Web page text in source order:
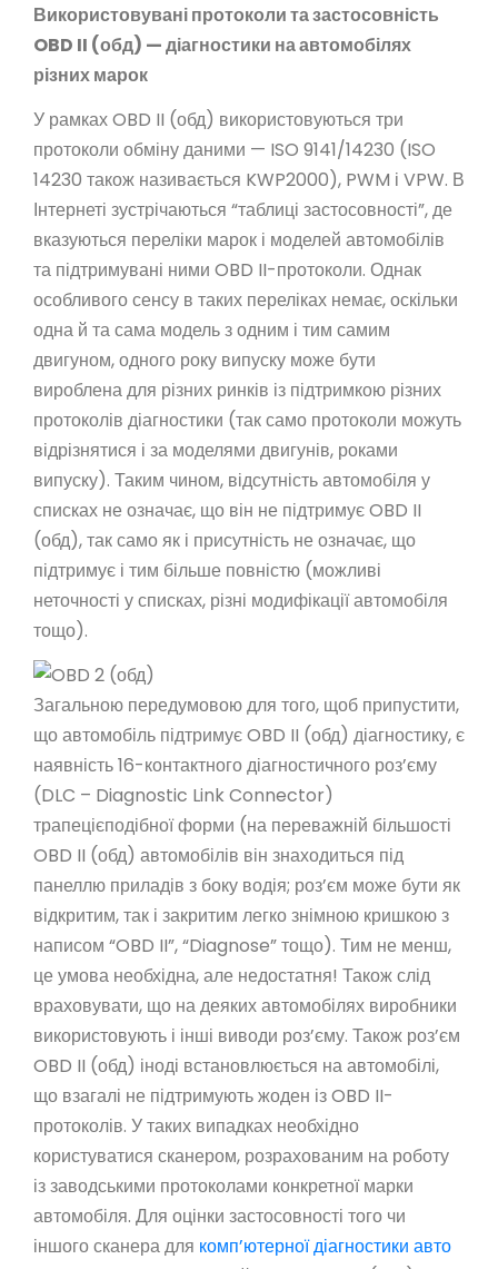
Використовувані протоколи та застосовність
OBD II (обд) — діагностики на автомобілях
різних марок
У рамках OBD II (обд) використовуються три
протоколи обміну даними — ISO 9141/14230 (ISO
14230 також називається KWP2000), PWM і VPW. В
Інтернеті зустрічаються “таблиці застосовності”, де
вказуються переліки марок і моделей автомобілів
та підтримувані ними OBD II-протоколи. Однак
особливого сенсу в таких переліках немає, оскільки
одна й та сама модель з одним і тим самим
двигуном, одного року випуску може бути
вироблена для різних ринків із підтримкою різних
протоколів діагностики (так само протоколи можуть
відрізнятися і за моделями двигунів, роками
випуску). Таким чином, відсутність автомобіля у
списках не означає, що він не підтримує OBD II
(обд), так само як і присутність не означає, що
підтримує і тим більше повністю (можливі
неточності у списках, різні модифікації автомобіля
тощо).
Загальною передумовою для того, щоб припустити,
що автомобіль підтримує OBD II (обд) діагностику, є
наявність 16-контактного діагностичного роз’єму
(DLC – Diagnostic Link Connector)
трапецієподібної форми (на переважній більшості
OBD II (обд) автомобілів він знаходиться під
панеллю приладів з боку водія; роз’єм може бути як
відкритим, так і закритим легко знімною кришкою з
написом “OBD II”, “Diagnose” тощо). Тим не менш,
це умова необхідна, але недостатня! Також слід
враховувати, що на деяких автомобілях виробники
використовують і інші виводи роз’єму. Також роз’єм
OBD II (обд) іноді встановлюється на автомобілі,
що взагалі не підтримують жоден із OBD II-
протоколів. У таких випадках необхідно
користуватися сканером, розрахованим на роботу
із заводськими протоколами конкретної марки
автомобіля. Для оцінки застосовності того чи
іншого сканера для комп’ютерної діагностики авто